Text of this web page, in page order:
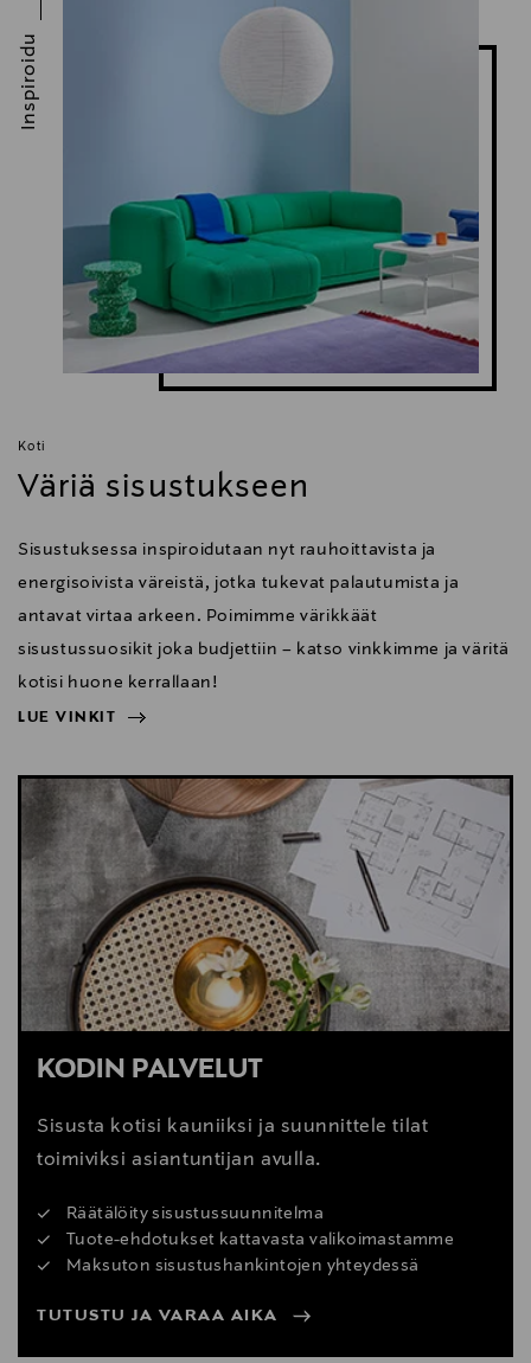
Koti
Väriä sisustukseen
Sisustuksessa inspiroidutaan nyt rauhoittavista ja
energisoivista väreistä, jotka tukevat palautumista ja
antavat virtaa arkeen. Poimimme värikkäät
sisustussuosikit joka budjettiin – katso vinkkimme ja väritä
kotisi huone kerrallaan!
LUE VINKIT
Inspiroidu
LUE VINKIT
KODIN PALVELUT
Sisusta kotisi kauniiksi ja suunnittele tilat
toimiviksi asiantuntijan avulla.
Räätälöity sisustussuunnitelma
Tuote-ehdotukset kattavasta valikoimastamme
Maksuton sisustushankintojen yhteydessä
TUTUSTU JA VARAA AIKA